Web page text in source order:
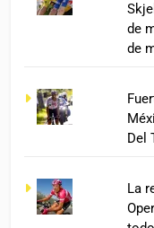
de
de
Del
La